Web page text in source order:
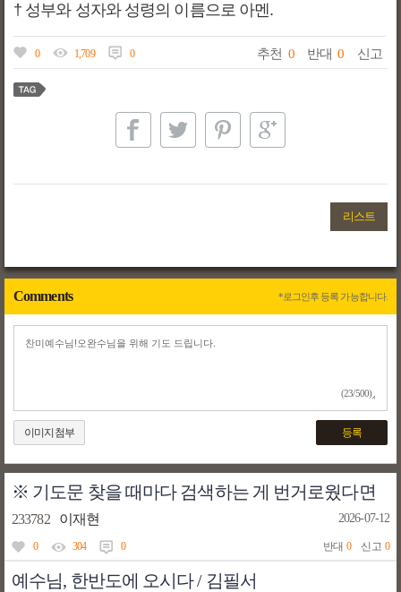
† 성부와 성자와 성령의 이름으로 아멘.
0 1,709 0 추천 0 반대 0 신고
리스트
Comments *로그인후 등록 가능합니다.
(23/500)
이미지첨부 등록
※ 기도문 찾을 때마다 검색하는 게 번거로웠다면
233782 이재현 2026-07-12
0 304 0 반대0 신고 0
예수님, 한반도에 오시다 / 김필서